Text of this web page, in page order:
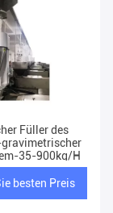
Füller des
35-900kg/H
besten Preis